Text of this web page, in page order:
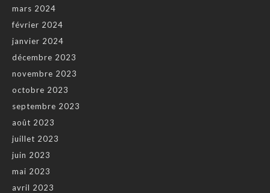
mars 2024
février 2024
janvier 2024
décembre 2023
novembre 2023
octobre 2023
septembre 2023
août 2023
juillet 2023
juin 2023
mai 2023
avril 2023